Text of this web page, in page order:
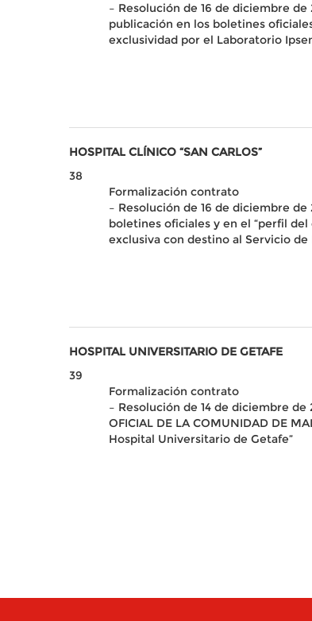
– Resolución de 16 de diciembre
publicación en los boletines
exclusividad por el Laboratorio
HOSPITAL CLÍNICO “SAN CARLOS”
38
Formalización contrato
– Resolución de 16 de diciembre
boletines oficiales y en el “perfil
exclusiva con destino al Servicio de
HOSPITAL UNIVERSITARIO DE GETAFE
39
Formalización contrato
– Resolución de 14 de diciembre
OFICIAL DE LA COMUNIDAD DE
Hospital Universitario de Getafe”